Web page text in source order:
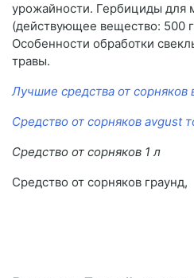
урожайности. Гербициды для
(действующее вещество: 500
Особенности обработки
травы.
Лучшие средства от сорняков
Средство от сорняков avgust
Средство от сорняков 1 л
Средство от сорняков граунд,